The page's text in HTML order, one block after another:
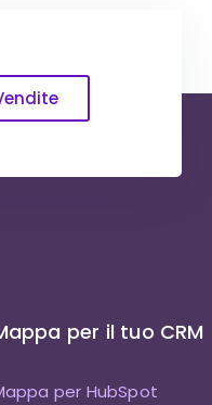
per il tuo CRM
per HubSpot